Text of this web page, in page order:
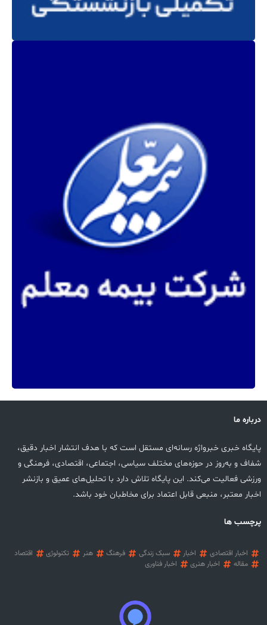
درباره ما
پایگاه خبری خبرواژه رسانه‌ای مستقل است که با هدف انتشار اخبار دقیق،
شفاف و به‌روز در حوزه‌های مختلف سیاسی، اجتماعی، اقتصادی، فرهنگی و
ورزشی فعالیت می‌کند. این پایگاه تلاش دارد با تحلیل‌های عمیق و بازنشر
اخبار معتبر، منبعی قابل اعتماد برای مخاطبان خود باشد.
پرچسب ها
اخبار اقتصادی اخبار سبک زندگی فرهنگ هنر تکنولوژی
اقتصاد
مقاله
اخبار هنری اخبار فناوری